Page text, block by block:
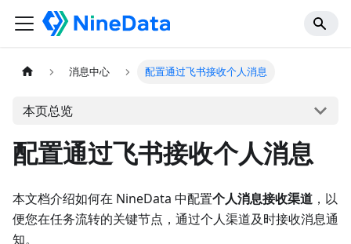
消息中心 配置通过飞书接收个人消息
本页总览
配置通过飞书接收个人消息
本文档介绍如何在 NineData 中配置个人消息接收渠道 ，以
便您在任务流转的关键节点，通过个人渠道及时接收消息通
知。